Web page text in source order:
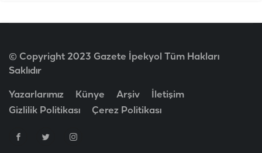
© Copyright 2023 Gazete İpekyol Tüm Hakları
Saklıdır
Yazarlarımız Künye Arşiv
İletişim
Gizlilik Politikası
Çerez Politikası